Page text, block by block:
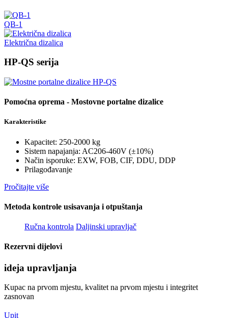
QB-1
Električna dizalica
HP-QS serija
Pomoćna oprema - Mostovne portalne dizalice
Karakteristike
Kapacitet: 250-2000 kg
Sistem napajanja: AC206-460V (±10%)
Način isporuke: EXW, FOB, CIF, DDU, DDP
Prilagođavanje
Pročitajte više
Metoda kontrole usisavanja i otpuštanja
Ručna kontrola Daljinski upravljač
Rezervni dijelovi
ideja upravljanja
Kupac na prvom mjestu, kvalitet na prvom mjestu i integritet
zasnovan
Upit